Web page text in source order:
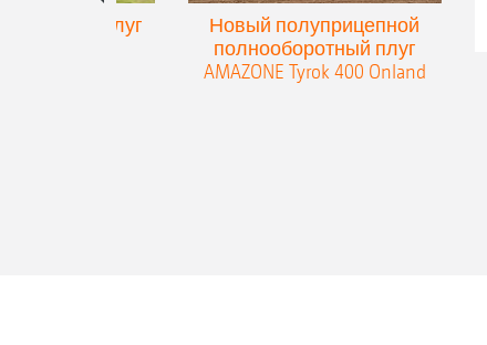
плуг
Новый полуприцепной
полнооборотный плуг
AMAZONE Tyrok 400 Onland